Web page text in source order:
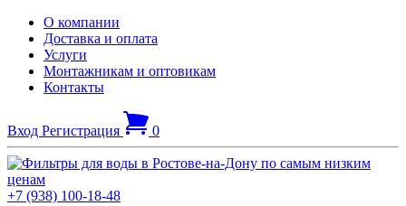
О компании
Доставка и оплата
Услуги
Монтажникам и оптовикам
Контакты
Вход Регистрация 0
+7 (938) 100-18-48